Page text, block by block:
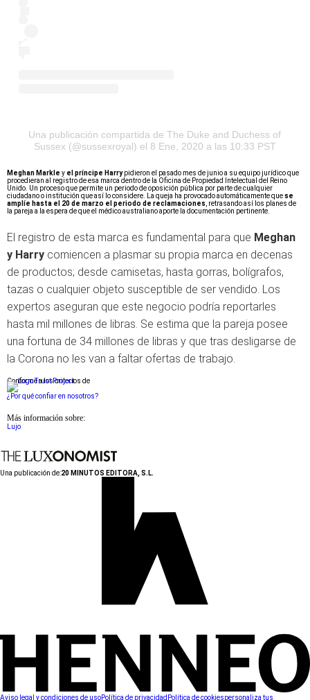
Una publicación compartida de The Duke and Duchess of
Sussex (@sussexroyal) el 8 Ene, 2020 a las 10:33 PST
Meghan Markle y el príncipe Harrypidieron el pasado mes de junio a su equipo jurídico que
procedieran al registro de esa marca dentro de la Oficina de Propiedad Intelectual del Reino
Unido. Un proceso que permite un periodo de oposición pública por parte de cualquier
ciudadano o institución que así lo considere. La queja ha provocado automáticamente quese
amplíe hasta el 20 de marzo el periodo de reclamaciones , retrasando así los planes de
la pareja a la espera de que el médico australiano aporte la documentación pertinente.
El registro de esta marca es fundamental para que Meghan
y Harry comiencen a plasmar su propia marca en decenas
de productos; desde camisetas, hasta gorras, bolígrafos,
tazas o cualquier objeto susceptible de ser vendido. Los
expertos aseguran que este negocio podría reportarles
hasta mil millones de libras. Se estima que la pareja posee
una fortuna de 34 millones de libras y que tras desligarse de
la Corona no les van a faltar ofertas de trabajo.
Conforme a los criterios de
¿Por qué confiar en nosotros?
Más información sobre:
Lujo
Una publicación de:20 MINUTOS EDITORA, S.L.
Aviso legal y condiciones de usoPolítica de privacidad Política de cookiespersonaliza tus